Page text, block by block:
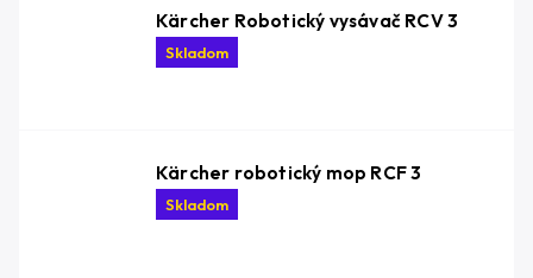
Kärcher Robotický vysávač RCV 3
Skladom
Kärcher robotický mop RCF 3
Skladom